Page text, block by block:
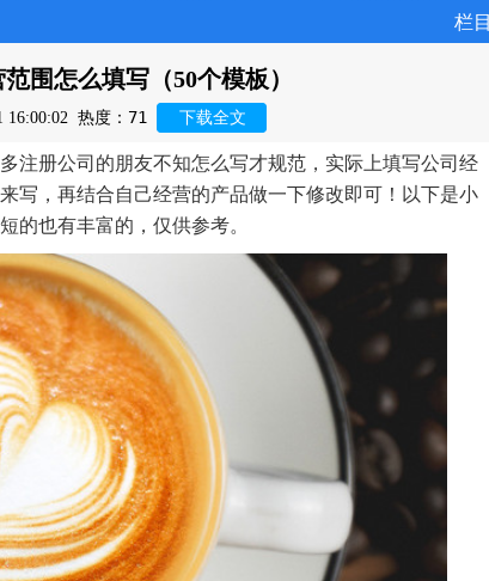
栏目
围怎么填写（50个模板）
16:00:02 热度： 71 下载全文
注册公司的朋友不知怎么写才规范，实际上填写公司经
写，再结合自己经营的产品做一下修改即可！以下是小
的也有丰富的，仅供参考。